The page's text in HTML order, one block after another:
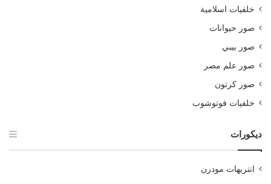
خلفيات اسلامية
صور حيوانات
صور بيبي
صور علم مصر
صور كرتون
خلفيات فوتوشوب
ديكورات
انتريهات مودرن